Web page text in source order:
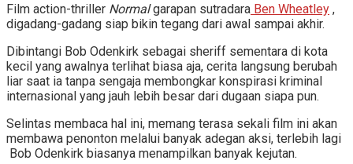
Film action-thriller Normalgarapan sutradara Ben Wheatley ,
digadang-gadang siap bikin tegang dari awal sampai akhir.
Dibintangi Bob Odenkirk sebagai sheriff sementara di kota
kecil yang awalnya terlihat biasa aja, cerita langsung berubah
liar saat ia tanpa sengaja membongkar konspirasi kriminal
internasional yang jauh lebih besar dari dugaan siapa pun.
Selintas membaca hal ini, memang terasa sekali film ini akan
membawa penonton melalui banyak adegan aksi, terlebih lagi
Bob Odenkirk biasanya menampilkan banyak kejutan.